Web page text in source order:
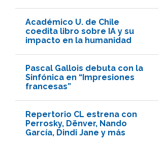
Académico U. de Chile
coedita libro sobre IA y su
impacto en la humanidad
Pascal Gallois debuta con la
Sinfónica en “Impresiones
francesas”
Repertorio CL estrena con
Perrosky, Dënver, Nando
García, Dindi Jane y más